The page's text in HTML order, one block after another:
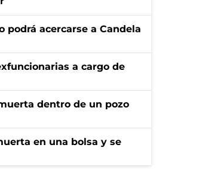
podrá acercarse a Candela
a cargo de
dentro de un pozo
en una bolsa y se